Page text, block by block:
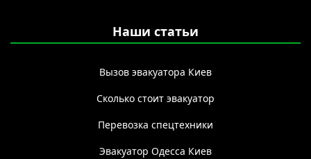
Наши статьи
Вызов эвакуатора Киев
Сколько стоит эвакуатор
Перевозка спецтехники
Эвакуатор Одесса Киев